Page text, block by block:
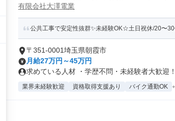
有限会社大澤電業
公共工事で安定性抜群✨未経験OK☆土日祝休/20〜
〒351-0001埼玉県朝霞市
月給27万円～45万円
求めている人材 ・学歴不問・未経験者大歓迎
業界未経験歓迎 資格取得支援あり バイク通勤OK